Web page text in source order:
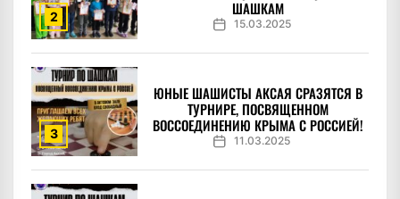
2
ШАШКАМ
15.03.2025
3
ЮНЫЕ ШАШИСТЫ АКСАЯ СРАЗЯТСЯ В
ТУРНИРЕ, ПОСВЯЩЕННОМ
ВОССОЕДИНЕНИЮ КРЫМА С РОССИЕЙ!
11.03.2025